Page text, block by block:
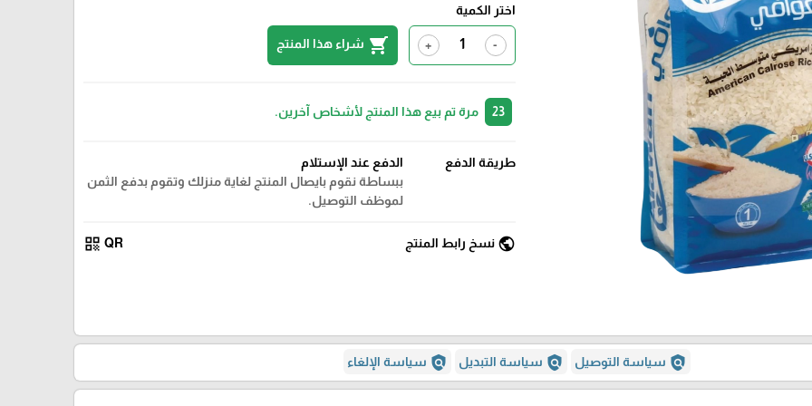
اختر الكمية
-
+
shopping_cart شراء هذا المنتج
23 مرة تم بيع هذا المنتج لأشخاص آخرين.
طريقة الدفع
الدفع عند الإستلام
ببساطة نقوم بايصال المنتج لغاية منزلك وتقوم بدفع الثمن
لموظف التوصيل.
public نسخ رابط المنتج QR
qr_code
policy سياسة التوصيل policy سياسة التبديل policy سياسة الإلغاء